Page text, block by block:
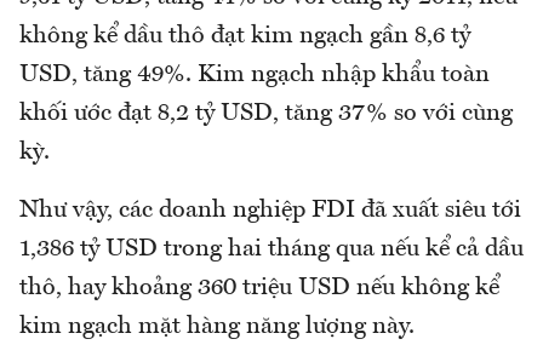
không kể dầu thô đạt kim ngạch gần 8,6 tỷ
USD, tăng 49%. Kim ngạch nhập khẩu toàn
khối ước đạt 8,2 tỷ USD, tăng 37% so với cùng
kỳ.
Như vậy, các doanh nghiệp FDI đã xuất siêu tới
1,386 tỷ USD trong hai tháng qua nếu kể cả dầu
thô, hay khoảng 360 triệu USD nếu không kể
kim ngạch mặt hàng năng lượng này.